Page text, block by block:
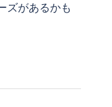
ズがあるかも